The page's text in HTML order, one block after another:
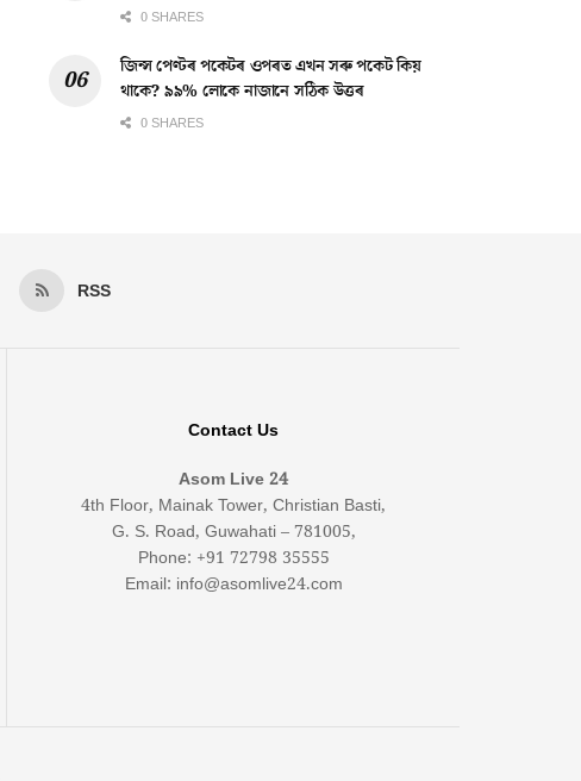
0 SHARES
জিন্স পেণ্টৰ পকেটৰ ওপৰত এখন সৰু পকেট কিয়
থাকে? ৯৯% লোকে নাজানে সঠিক উত্তৰ
0 SHARES
RSS
Contact Us
Asom Live 24
4th Floor, Mainak Tower, Christian Basti,
G. S. Road, Guwahati – 781005,
Phone: +91 72798 35555
Email: info@asomlive24.com